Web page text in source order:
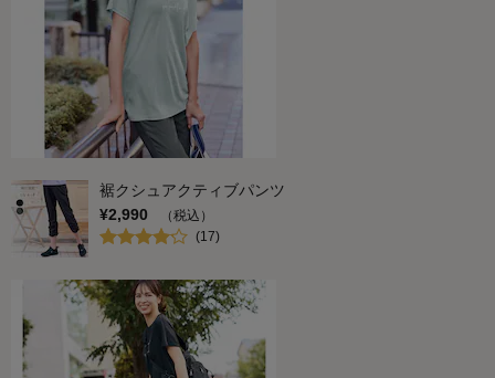
裾クシュアクティブパンツ
¥2,990
（税込）
(17)